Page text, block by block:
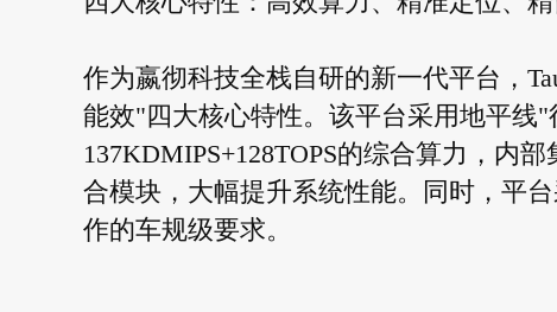
作为嬴彻科技全栈自研的新一代平台，
能效"四大核心特性。该平台采用地平线
137KDMIPS+128TOPS的综合算力，内
合模块，大幅提升系统性能。同时，平
作的车规级要求。